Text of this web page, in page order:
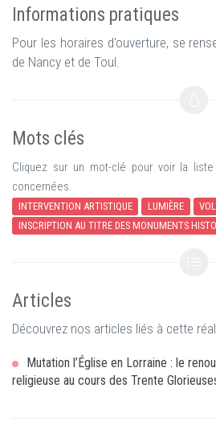
Informations pratiques
Pour les horaires d'ouverture, se
de Nancy et de Toul.
Mots clés
Cliquez sur un mot-clé pour voir la
concernées.
INTERVENTION ARTISTIQUE LUMIÈRE
INSCRIPTION AU TITRE DES MONUMENTS
Articles
Découvrez nos articles liés à cette
Mutation l’Église en Lorraine : le
religieuse au cours des Trente